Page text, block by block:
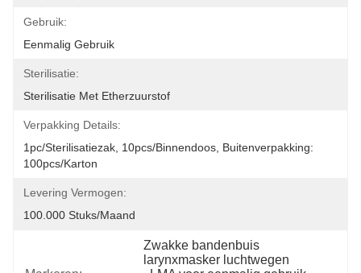
Gebruik:
Eenmalig Gebruik
Sterilisatie:
Sterilisatie Met Etherzuurstof
Verpakking Details:
1pc/sterilisatiezak, 10pcs/binnendoos, Buitenverpakking:
100pcs/karton
Levering Vermogen:
100.000 Stuks/maand
Zwakke bandenbuis
larynxmasker luchtwegen